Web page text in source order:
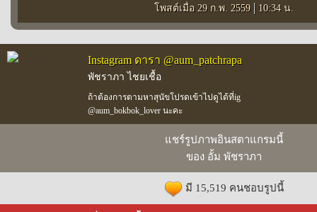
โพสต์เมื่อ 29 ก.พ. 2559 | 10:34 น.
Instagram ดารา @aum_patchrapa
พัชราภา ไชยเชื้อ
ถ้าต้องการตามหาสุนัขโปรดเข้าไปดูได้ที่ig
@aum_bokbok_lover นะคะ
แชร์รูปภาพอินสตาแกรมนี้
ของ อั้ม พัชราภา
มี 15,519 คนชอบรูปนี้